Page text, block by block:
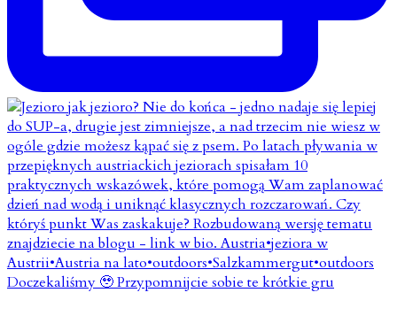
Doczekaliśmy 🥹 Przypomnijcie sobie te krótkie gru